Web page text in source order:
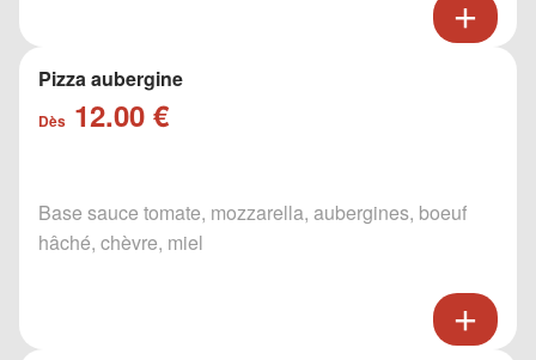
Pizza aubergine
Dès 12.00 €
Base sauce tomate, mozzarella, aubergines, boeuf
hâché, chèvre, miel